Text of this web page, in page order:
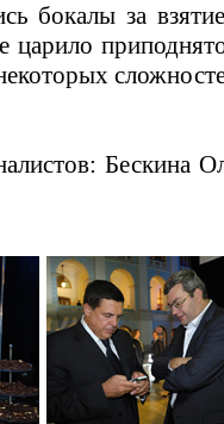
бокалы за
царило
Бескина